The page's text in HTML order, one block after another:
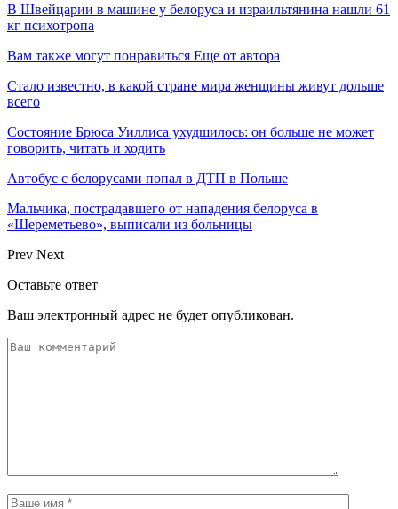
В Швейцарии в машине у белоруса и израильтянина нашли 61
кг психотропа
Вам также могут понравиться Еще от автора
Стало известно, в какой стране мира женщины живут дольше
всего
Состояние Брюса Уиллиса ухудшилось: он больше не может
говорить, читать и ходить
Автобус с белорусами попал в ДТП в Польше
Мальчика, пострадавшего от нападения белоруса в
«Шереметьево», выписали из больницы
Prev Next
Оставьте ответ
Ваш электронный адрес не будет опубликован.